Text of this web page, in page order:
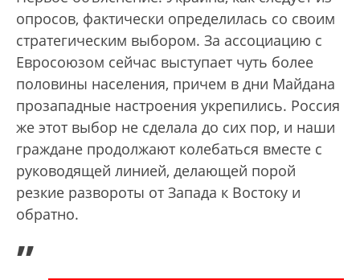
опросов, фактически определилась со своим
стратегическим выбором. За ассоциацию с
Евросоюзом сейчас выступает чуть более
половины населения, причем в дни Майдана
прозападные настроения укрепились. Россия
же этот выбор не сделала до сих пор, и наши
граждане продолжают колебаться вместе с
руководящей линией, делающей порой
резкие развороты от Запада к Востоку и
обратно.
„